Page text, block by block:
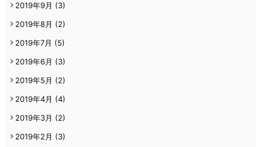
2019年9月 (3)
2019年8月 (2)
2019年7月 (5)
2019年6月 (3)
2019年5月 (2)
2019年4月 (4)
2019年3月 (2)
2019年2月 (3)